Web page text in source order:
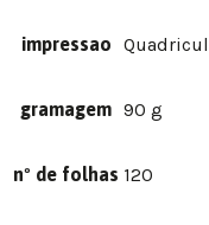
impressao
gramagem 90 g
nº de folhas 120